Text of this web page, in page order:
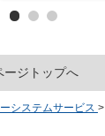
ージトップへ
システムサービス >